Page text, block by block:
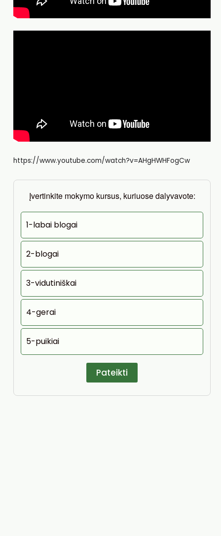
https://www.youtube.com/watch?v=AHgHWHFogCw
Įvertinkite mokymo kursus, kuriuose dalyvavote:
1-labai blogai
2-blogai
3-vidutiniškai
4-gerai
5-puikiai